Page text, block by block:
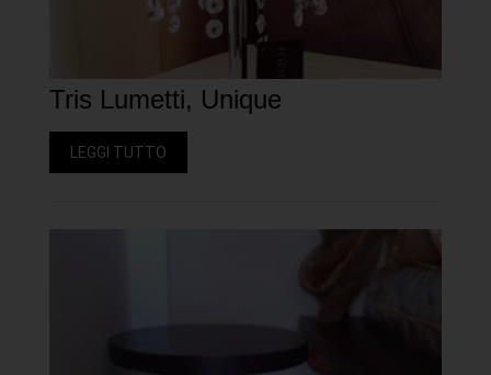
Tris Lumetti, Unique
LEGGI TUTTO